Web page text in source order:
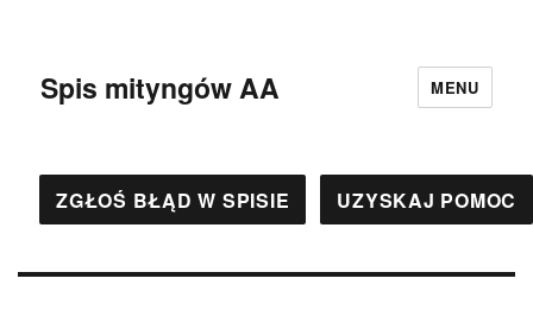
Spis mityngów AA MENU
ZGŁOŚ BŁĄD W SPISIE UZYSKAJ POMOC